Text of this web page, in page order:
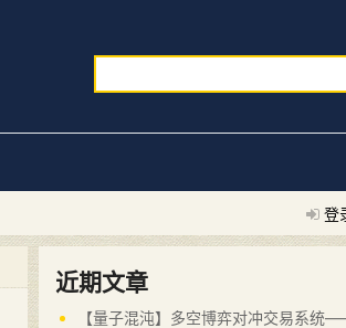
登
近期文章
【量子混沌】多空博弈对冲交易系统